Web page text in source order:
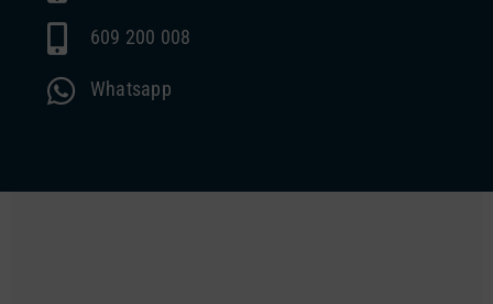
609 200 008
Whatsapp